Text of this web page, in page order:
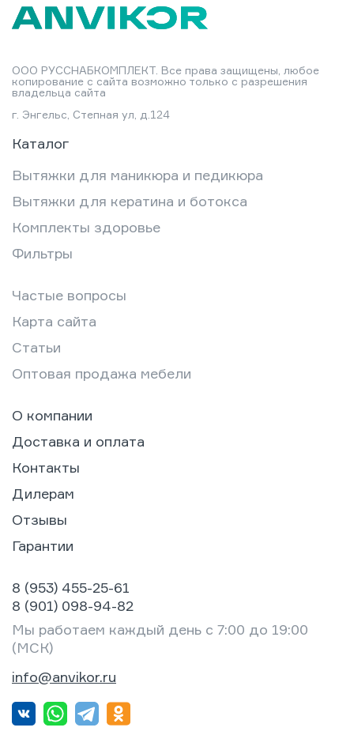
ООО РУССНАБКОМПЛЕКТ. Все права защищены, любое
копирование с сайта возможно только с разрешения
владельца сайта
г. Энгельс, Степная ул, д.124
Каталог
Вытяжки для маникюра и педикюра
Вытяжки для кератина и ботокса
Комплекты здоровье
Фильтры
Частые вопросы
Карта сайта
Статьи
Оптовая продажа мебели
О компании
Доставка и оплата
Контакты
Дилерам
Отзывы
Гарантии
8 (953) 455-25-61
8 (901) 098-94-82
Мы работаем каждый день с 7:00 до 19:00
(МСК)
info@anvikor.ru